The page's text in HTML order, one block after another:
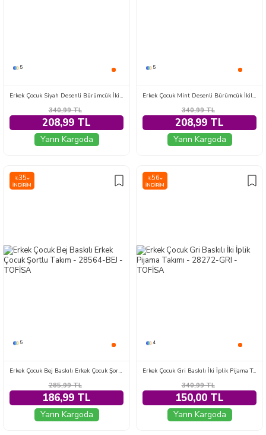
5
Erkek Çocuk Siyah Desenli Bürümcük İkili Takım - 1509-SIYAH
340,99TL
208,99 TL
Yarın Kargoda
5
Erkek Çocuk Mint Desenli Bürümcük İkili Takım - 1509-MINT
340,99TL
208,99 TL
Yarın Kargoda
%35
İNDIRIM
5
Erkek Çocuk Bej Baskılı Erkek Çocuk Şortlu Takım - 28564-BEJ
285,99TL
186,99 TL
Yarın Kargoda
%56
İNDIRIM
4
Erkek Çocuk Gri Baskılı İki İplik Pijama Takımı - 28272-GRI
340,99TL
150,00 TL
Yarın Kargoda